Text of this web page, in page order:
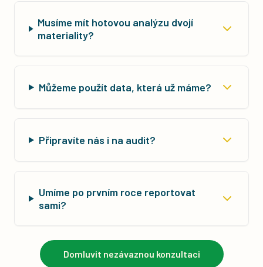
Musíme mít hotovou analýzu dvojí
materiality?
Můžeme použít data, která už máme?
Připravíte nás i na audit?
Umíme po prvním roce reportovat
sami?
Domluvit nezávaznou konzultaci